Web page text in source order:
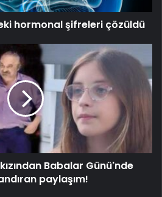
hormonal şifreleri çözüldü
Babalar Günü'nde
paylaşım!